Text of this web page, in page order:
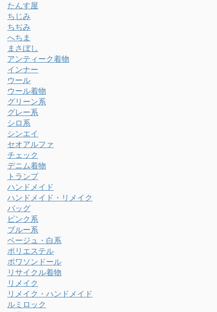
たんす屋
ちじみ
ちぢみ
へちま
まさぼし
アンティーク着物
インナー
ウール
ウール着物
グリーン系
グレー系
シロ系
シンエイ
セオアルファ
チェック
デニム着物
トランプ
ハンドメイド
ハンドメイド・リメイク
バッグ
ピンク系
ブルー系
ベージュ・白系
ポリエステル
ポワソンドール
リサイクル着物
リメイク
リメイク・ハンドメイド
ルミロック